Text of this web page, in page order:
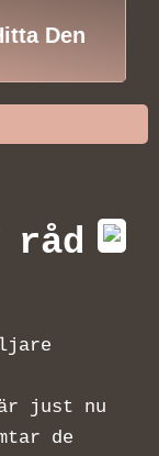
Den
råd
just nu
de